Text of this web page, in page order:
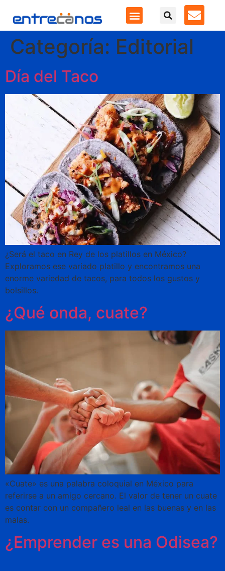
Categoría: Editorial
Día del Taco
¿Será el taco en Rey de los platillos en México?
Exploramos ese variado platillo y encontramos una
enorme variedad de tacos, para todos los gustos y
bolsillos.
¿Qué onda, cuate?
«Cuate» es una palabra coloquial en México para
referirse a un amigo cercano. El valor de tener un cuate
es contar con un compañero leal en las buenas y en las
malas.
¿Emprender es una Odisea?